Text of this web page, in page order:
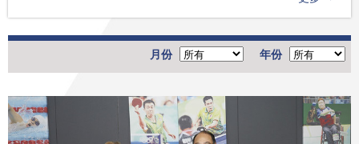
年份
月份